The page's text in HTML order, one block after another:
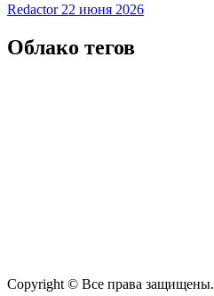
Redactor 22 июня 2026
Облако тегов
Copyright © Все права защищены.